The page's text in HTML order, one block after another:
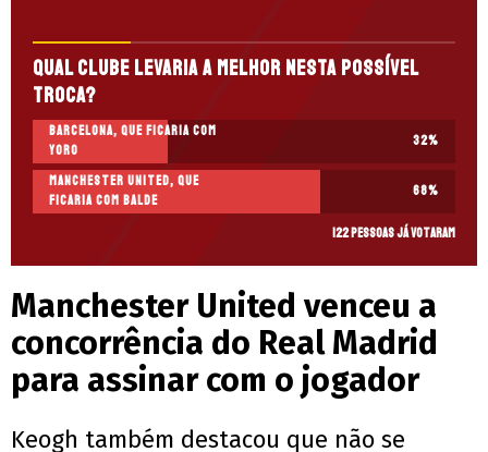
Qual clube levaria a melhor nesta possível
troca?
Barcelona, que ficaria com
Yoro
32%
Manchester United, que
ficaria com Balde
68%
122 pessoas já votaram
Manchester United venceu a
concorrência do Real Madrid
para assinar com o jogador
Keogh também destacou que não se